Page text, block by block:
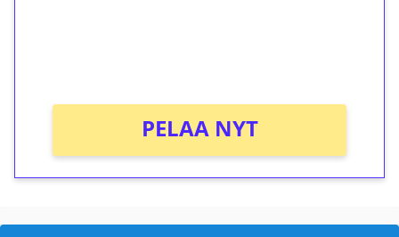
PELAA NYT